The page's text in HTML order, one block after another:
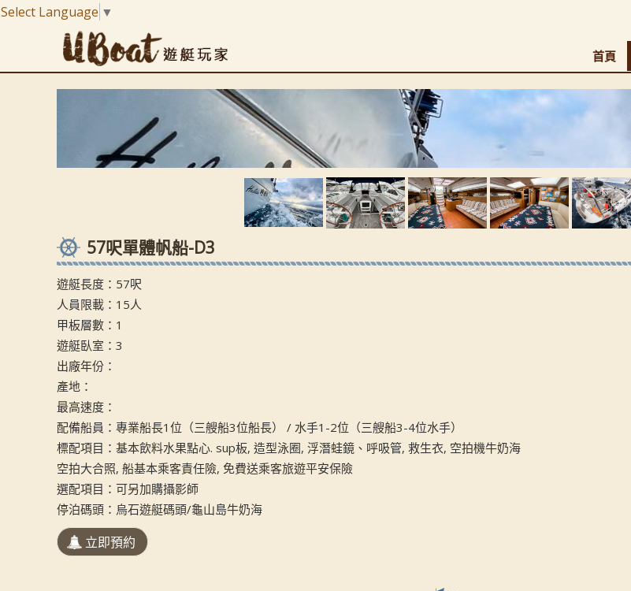
Select Language ▼
首頁
57呎單體帆船-D3
遊艇長度：57呎
人員限載：15人
甲板層數：1
遊艇臥室：3
出廠年份：
產地：
最高速度：
配備船員：專業船長1位（三艘船3位船長） / 水手1-2位（三艘船3-4位水手）
標配項目：基本飲料水果點心. sup板, 造型泳圈, 浮潛蛙鏡、呼吸管, 救生衣, 空拍機牛奶海
空拍大合照, 船基本乘客責任險, 免費送乘客旅遊平安保險
選配項目：可另加購攝影師
停泊碼頭：烏石遊艇碼頭/龜山島牛奶海